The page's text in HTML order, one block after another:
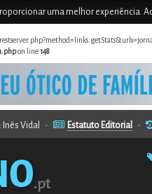
uma melhor experiência.
on line148
Inês Vidal • Estatuto Editorial •